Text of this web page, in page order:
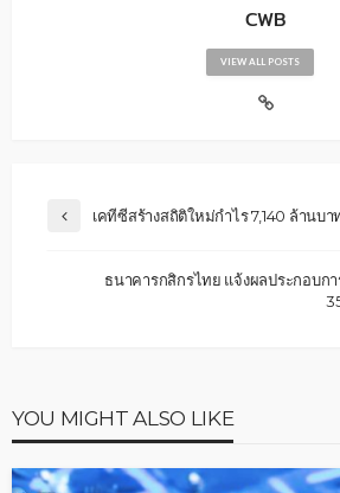
CWB
VIEW ALL POSTS
เคทีซีสร้างสถิติใหม่กำไร 7,140 ล้านบา
ธนาคารกสิกรไทย แจ้งผลประกอบกา
YOU MIGHT ALSO LIKE